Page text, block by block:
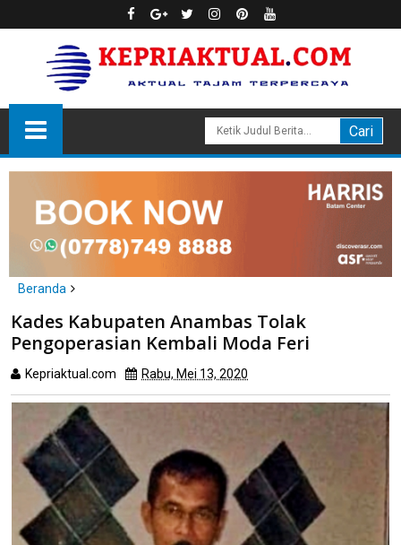
Beranda
Anambas
Kades Kabupaten Anambas Tolak Pengoperasian Kembali Moda
Kades Kabupaten Anambas Tolak
Pengoperasian Kembali Moda Feri
Kepriaktual.com Rabu, Mei 13, 2020